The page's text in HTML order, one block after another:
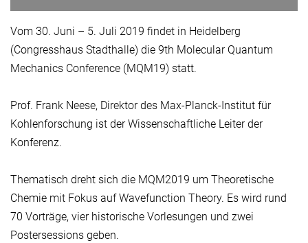
Vom 30. Juni – 5. Juli 2019 findet in Heidelberg
(Congresshaus Stadthalle) die 9th Molecular Quantum
Mechanics Conference (MQM19) statt.
Prof. Frank Neese, Direktor des Max-Planck-Institut für
Kohlenforschung ist der Wissenschaftliche Leiter der
Konferenz.
Thematisch dreht sich die MQM2019 um Theoretische
Chemie mit Fokus auf Wavefunction Theory. Es wird rund
70 Vorträge, vier historische Vorlesungen und zwei
Postersessions geben.